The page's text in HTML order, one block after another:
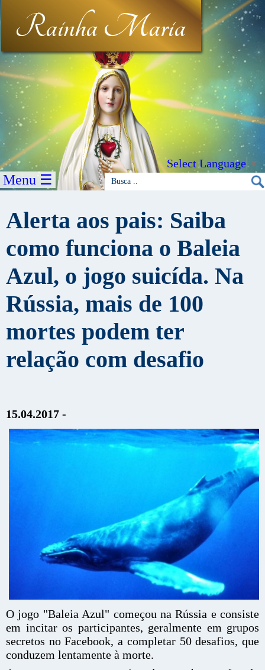
Rainha Maria
Select Language▼
Menu ☰
Alerta aos pais: Saiba
como funciona o Baleia
Azul, o jogo suicída. Na
Rússia, mais de 100
mortes podem ter
relação com desafio
15.04.2017 -
O jogo "Baleia Azul" começou na Rússia e consiste
em incitar os participantes, geralmente em grupos
secretos no Facebook, a completar 50 desafios, que
conduzem lentamente à morte.